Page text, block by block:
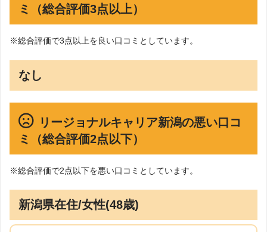
ミ（総合評価3点以上）
※総合評価で3点以上を良い口コミとしています。
なし
リージョナルキャリア新潟の悪い口コ
ミ（総合評価2点以下）
※総合評価で2点以下を悪い口コミとしています。
新潟県在住/女性(48歳)